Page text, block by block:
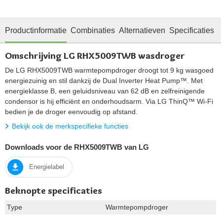
Productinformatie Combinaties Alternatieven Specificaties
Omschrijving LG RHX5009TWB wasdroger
De LG RHX5009TWB warmtepompdroger droogt tot 9 kg wasgoed
energiezuinig en stil dankzij de Dual Inverter Heat Pump™. Met
energieklasse B, een geluidsniveau van 62 dB en zelfreinigende
condensor is hij efficiënt en onderhoudsarm. Via LG ThinQ™ Wi-Fi
bedien je de droger eenvoudig op afstand.
Bekijk ook de merkspecifieke functies
Downloads voor de RHX5009TWB van LG
Energielabel
Beknopte specificaties
Type
Warmtepompdroger